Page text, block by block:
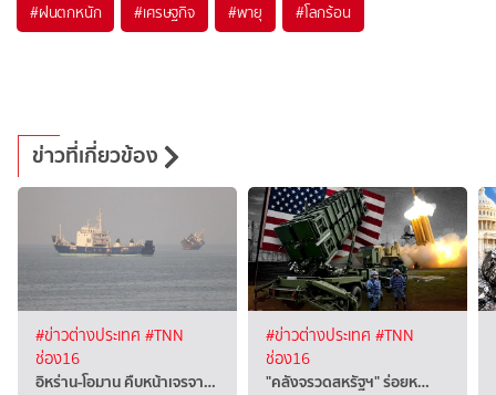
#ฝนตกหนัก #เศรษฐกิจ #พายุ #โลกร้อน
ข่าวที่เกี่ยวข้อง
#ข่าวต่างประเทศ #TNN
ช่อง16
อิหร่าน-โอมาน คืบหน้าเจรจา…
#ข่าวต่างประเทศ #TNN
ช่อง16
"คลังจรวดสหรัฐฯ" ร่อยห…